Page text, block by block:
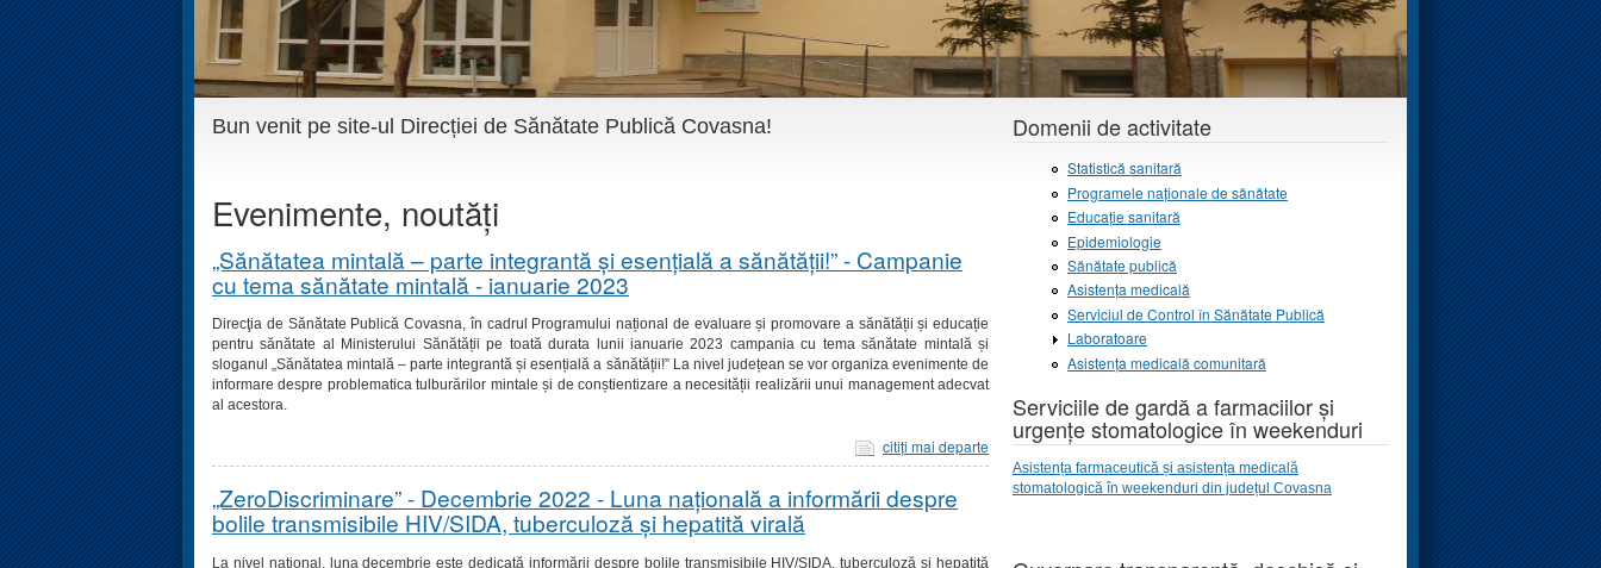
Bun venit pe site-ul Direcției de Sănătate Publică Covasna!
Evenimente, noutăți
„Sănătatea mintală – parte integrantă și esențială a sănătății!” - Campanie
cu tema sănătate mintală - ianuarie 2023
Direcţia de Sănătate Publică Covasna, în cadrul Programului național de evaluare și promovare a sănătății și educație
pentru sănătate al Ministerului Sănătății pe toată durata lunii ianuarie 2023 campania cu tema sănătate mintală și
sloganul „Sănătatea mintală – parte integrantă și esențială a sănătății!” La nivel județean se vor organiza evenimente de
informare despre problematica tulburărilor mintale și de conștientizare a necesității realizării unui management adecvat
al acestora.
citiţi mai departe
„ZeroDiscriminare” - Decembrie 2022 - Luna națională a informării despre
bolile transmisibile HIV/SIDA, tuberculoză și hepatită virală
La nivel național, luna decembrie este dedicată informării despre bolile transmisibile HIV/SIDA, tuberculoză și hepatită
Domenii de activitate
Statistică sanitară
Programele naţionale de sănătate
Educație sanitară
Epidemiologie
Sănătate publică
Asistența medicală
Serviciul de Control în Sănătate Publică
Laboratoare
Asistența medicală comunitară
Serviciile de gardă a farmaciilor și
urgențe stomatologice în weekenduri
Asistența farmaceutică și asistența medicală
stomatologică în weekenduri din județul Covasna